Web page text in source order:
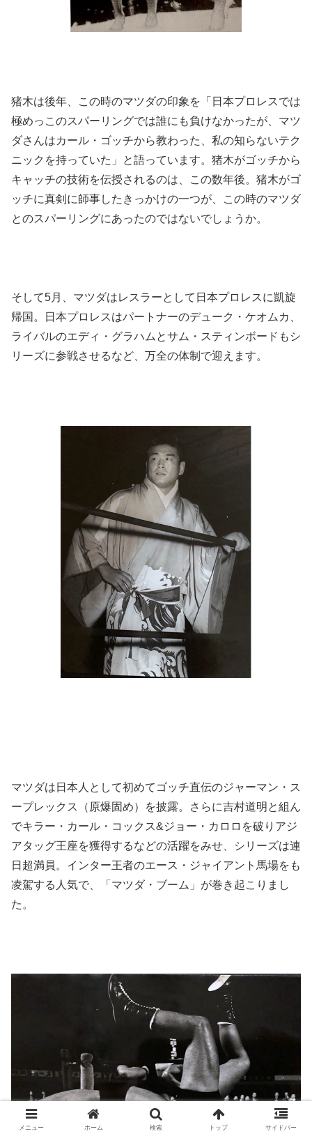
猪木は後年、この時のマツダの印象を「日本プロレスでは
極めっこのスパーリングでは誰にも負けなかったが、マツ
ダさんはカール・ゴッチから教わった、私の知らないテク
ニックを持っていた」と語っています。猪木がゴッチから
キャッチの技術を伝授されるのは、この数年後。猪木がゴ
ッチに真剣に師事したきっかけの一つが、この時のマツダ
とのスパーリングにあったのではないでしょうか。
そして5月、マツダはレスラーとして日本プロレスに凱旋
帰国。日本プロレスはパートナーのデューク・ケオムカ、
ライバルのエディ・グラハムとサム・スティンボードもシ
リーズに参戦させるなど、万全の体制で迎えます。
マツダは日本人として初めてゴッチ直伝のジャーマン・ス
ープレックス（原爆固め）を披露。さらに吉村道明と組ん
でキラー・カール・コックス&ジョー・カロロを破りアジ
アタッグ王座を獲得するなどの活躍をみせ、シリーズは連
日超満員。インター王者のエース・ジャイアント馬場をも
凌駕する人気で、「マツダ・ブーム」が巻き起こりまし
た。
メニュー ホーム 検索 トップ サイドバー